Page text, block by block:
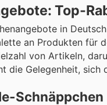
Top-
in
an Produkten für
von Artikeln,
die Gelegenheit,
Schnäppchen